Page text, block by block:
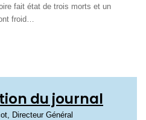
fait état de trois morts et un
froid…
du journal
Directeur Général